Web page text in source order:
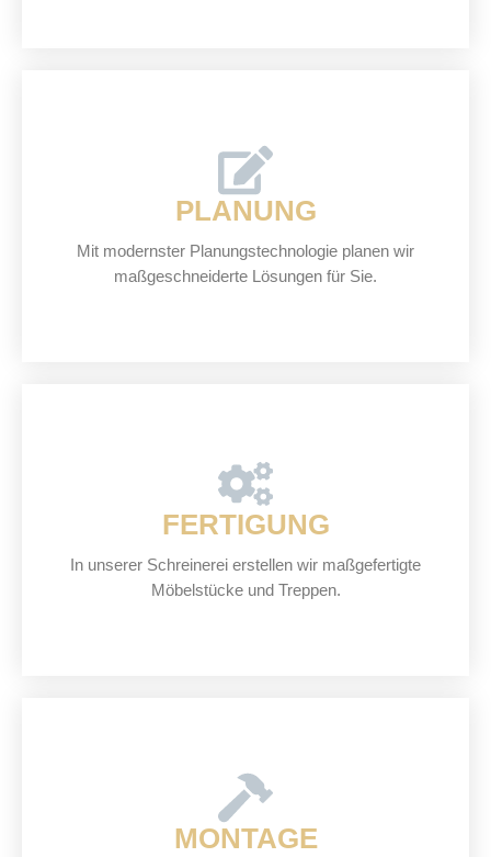
PLANUNG
Mit modernster Planungstechnologie planen wir
maßgeschneiderte Lösungen für Sie.
FERTIGUNG
In unserer Schreinerei erstellen wir maßgefertigte
Möbelstücke und Treppen.
MONTAGE